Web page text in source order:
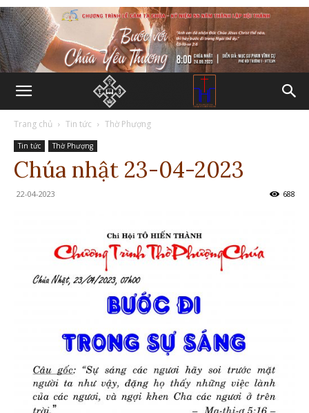
Trang chủ Tin tức Thờ Phượng
Tin tức Thờ Phượng
Chúa nhật 23-04-2023
22-04-2023 688